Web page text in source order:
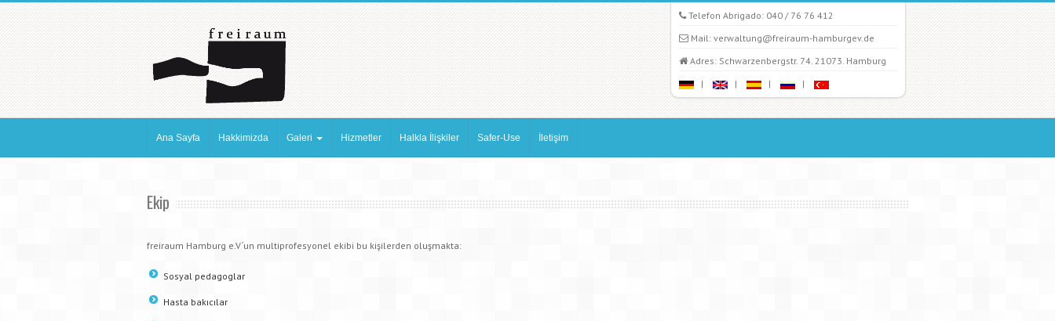
Telefon Abrigado: 040 / 76 76 412
Mail: verwaltung@freiraum-hamburgev.de
Adres: Schwarzenbergstr. 74. 21073. Hamburg
|
| | |
Ana Sayfa Hakkimizda Galeri Hizmetler Halkla İlişkiler Safer-Use İletişim
Ekip
freiraum Hamburg e.V´un multiprofesyonel ekibi bu kişilerden oluşmakta:
Sosyal pedagoglar
Hasta bakıcılar